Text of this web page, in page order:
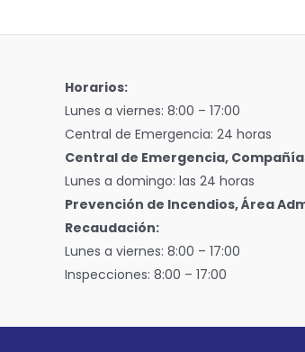
Horarios:
Lunes a viernes: 8:00 – 17:00
Central de Emergencia: 24 horas
Central de Emergencia,
Lunes a domingo: las 24 horas
Prevención de Incendios, Área
Recaudación:
Lunes a viernes: 8:00 – 17:00
Inspecciones: 8:00 – 17:00